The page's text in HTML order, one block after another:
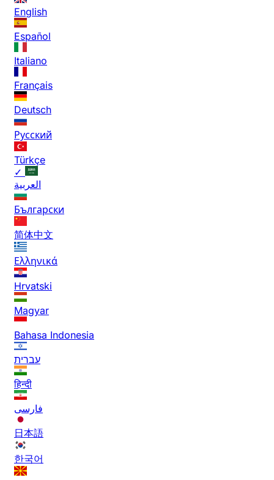
English
Español
Italiano
Français
Deutsch
Русский
Türkçe
✓
العربية
Български
简体中文
Ελληνικά
Hrvatski
Magyar
Bahasa Indonesia
עברית
हिन्दी
فارسی
日本語
한국어